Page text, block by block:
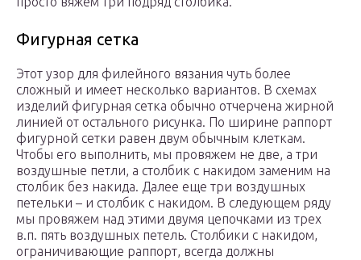
Фигурная сетка
Этот узор для филейного вязания чуть более
сложный и имеет несколько вариантов. В схемах
изделий фигурная сетка обычно отчерчена жирной
линией от остального рисунка. По ширине раппорт
фигурной сетки равен двум обычным клеткам.
Чтобы его выполнить, мы провяжем не две, а три
воздушные петли, а столбик с накидом заменим на
столбик без накида. Далее еще три воздушных
петельки – и столбик с накидом. В следующем ряду
мы провяжем над этими двумя цепочками из трех
в.п. пять воздушных петель. Столбики с накидом,
ограничивающие раппорт, всегда должны